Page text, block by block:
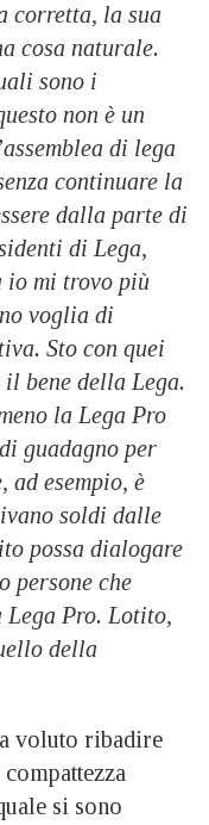
corretta, la sua
cosa naturale.
sono i
non è un
di lega
continuare la
dalla parte di
di Lega,
io mi trovo più
voglia di
Sto con quei
bene della Lega.
la Lega Pro
guadagno per
ad esempio, è
soldi dalle
possa dialogare
persone che
Lega Pro. Lotito,
della
voluto ribadire
si sono